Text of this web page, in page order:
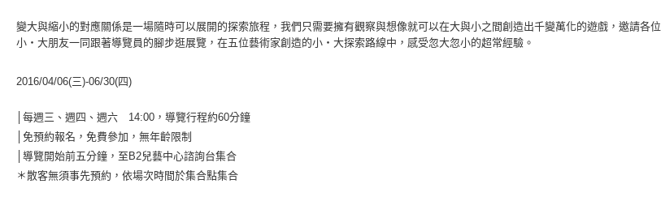
變大與縮小的對應關係是一場隨時可以展開的探索旅程，我們只需要擁有觀察與想像就可以在大與小之間創造出千變萬化的遊戲，邀請各位
小‧大朋友一同跟著導覽員的腳步逛展覽，在五位藝術家創造的小‧大探索路線中，感受忽大忽小的超常經驗。
2016/04/06(三)-06/30(四)
│每週三、週四、週六 14:00，導覽行程約60分鐘
│免預約報名，免費參加，無年齡限制
│導覽開始前五分鐘，至B2兒藝中心諮詢台集合
＊散客無須事先預約，依場次時間於集合點集合